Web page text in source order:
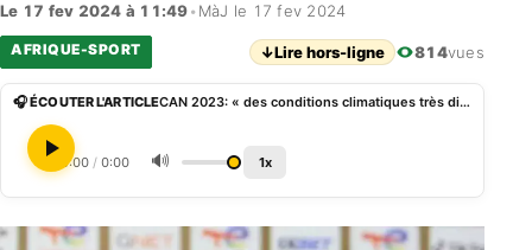
Le 17 fev 2024 à 11:49• MàJ le 17 fev 2024
AFRIQUE-SPORT ↓Lire hors-ligne 814vues
🎧 ÉCOUTER L'ARTICLE CAN 2023: « des conditions climatiques très difficiles », Regragui sur la sortie précoce du Maroc
0:00 / 0:00 🔊 1x